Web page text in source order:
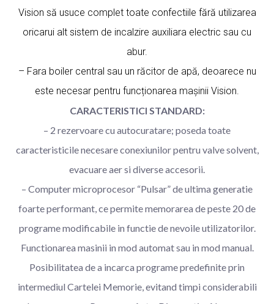
Vision să usuce complet toate confectiile fără utilizarea
oricarui alt sistem de incalzire auxiliara electric sau cu
abur.
– Fara boiler central sau un răcitor de apă, deoarece nu
este necesar pentru funcționarea mașinii Vision.
CARACTERISTICI STANDARD:
– 2 rezervoare cu autocuratare; poseda toate
caracteristicile necesare conexiunilor pentru valve solvent,
evacuare aer si diverse accesorii.
– Computer microprocesor “Pulsar” de ultima generatie
foarte performant, ce permite memorarea de peste 20 de
programe modificabile in functie de nevoile utilizatorilor.
Functionarea masinii in mod automat sau in mod manual.
Posibilitatea de a incarca programe predefinite prin
intermediul Cartelei Memorie, evitand timpi considerabili